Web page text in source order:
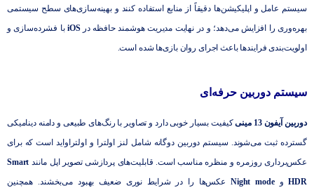
سیستم ‌عامل و اپلیکیشن‌ها دقیقاً از منابع استفاده کنند و بهینه‌سازی‌های سطح سیستمی
بهره‌وری را افزایش می‌دهد؛ و در نهایت مدیریت هوشمند حافظه درiOS با فشرده‌سازی و
اولویت‌بندی فرایندها باعث اجرای روان بازی‌ها شده است.
سیستم دوربین حرفه‌ای
دوربین آیفون 13 مینی
کیفیت بسیار خوبی دارد و تصاویر با رنگ‌های طبیعی و دامنه دینامیکی
گسترده ثبت می‌شوند. سیستم دوربین دوگانه شامل لنز اولترا و اولتراواید است که برای
عکس‌برداری روزمره و منظره مناسب است. قابلیت‌های پردازشی تصویر اپل مانند Smart
HDRوNight mode عکس‌ها را در شرایط نوری ضعیف بهبود می‌بخشند. همچنین